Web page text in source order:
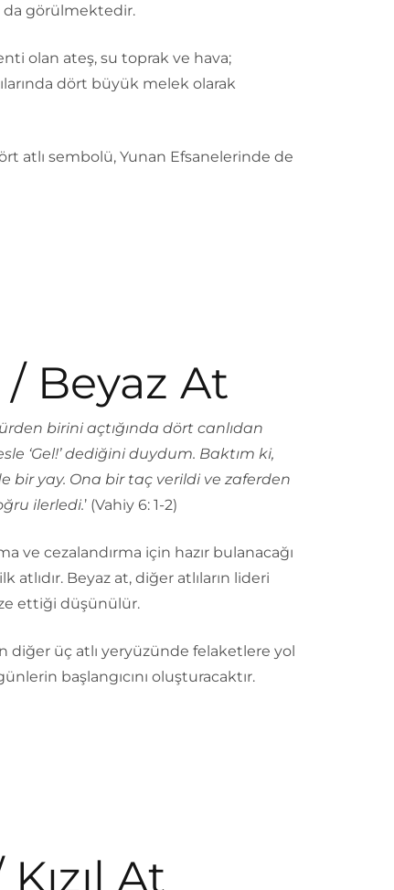
da görülmektedir.
olan ateş, su toprak ve hava;
dört büyük melek olarak
atlı sembolü, Yunan Efsanelerinde de
Beyaz At
birini açtığında dört canlıdan
‘Gel!’ dediğini duydum. Baktım ki,
bir yay. Ona bir taç verildi ve zaferden
ilerledi.’ (Vahiy 6: 1-2)
ve cezalandırma için hazır bulanacağı
Beyaz at, diğer atlıların lideri
ettiği düşünülür.
diğer üç atlı yeryüzünde felaketlere yol
başlangıcını oluşturacaktır.
At